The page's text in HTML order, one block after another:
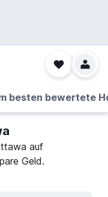
besten bewertete
auf
Geld.